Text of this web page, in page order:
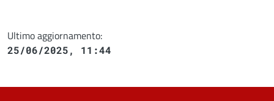
Ultimo aggiornamento:
25/06/2025, 11:44